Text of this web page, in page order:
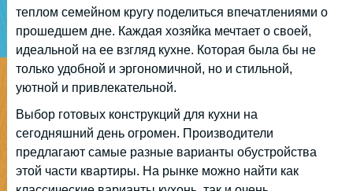
теплом семейном кругу поделиться впечатлениями о
прошедшем дне. Каждая хозяйка мечтает о своей,
идеальной на ее взгляд кухне. Которая была бы не
только удобной и эргономичной, но и стильной,
уютной и привлекательной.
Выбор готовых конструкций для кухни на
сегодняшний день огромен. Производители
предлагают самые разные варианты обустройства
этой части квартиры. На рынке можно найти как